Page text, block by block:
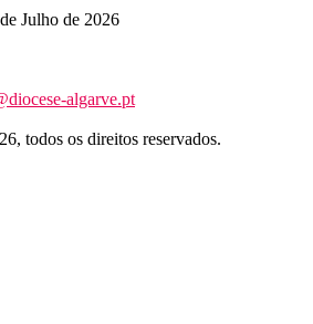
Julho de 2026
algarve.pt
todos os direitos reservados.